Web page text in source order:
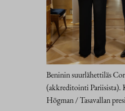
Beninin suurlähettiläs
(akkreditointi Pariisista).
Högman / Tasavallan